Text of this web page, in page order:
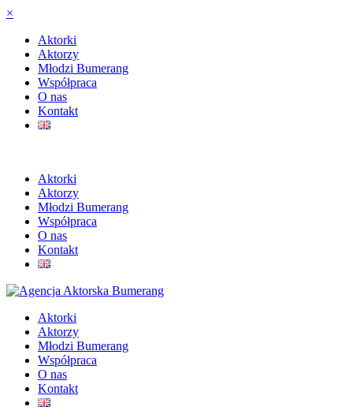
×
Aktorki
Aktorzy
Młodzi Bumerang
Współpraca
O nas
Kontakt
Aktorki
Aktorzy
Młodzi Bumerang
Współpraca
O nas
Kontakt
Aktorki
Aktorzy
Młodzi Bumerang
Współpraca
O nas
Kontakt